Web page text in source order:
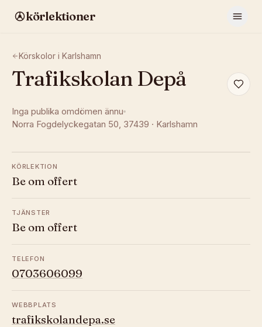
körlektioner
Körskolor i Karlshamn
Trafikskolan Depå
Inga publika omdömen ännu
Norra Fogdelyckegatan 50, 37439 · Karlshamn
KÖRLEKTION
Be om offert
TJÄNSTER
Be om offert
TELEFON
0703606099
WEBBPLATS
trafikskolandepa.se